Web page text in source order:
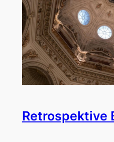
Retrospektive